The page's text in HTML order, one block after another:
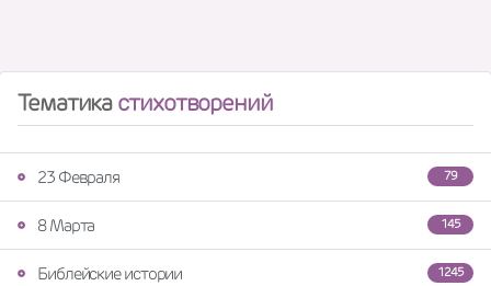
Тематикастихотворений
79
23 Февраля
145
8 Марта
1245
Библейские истории